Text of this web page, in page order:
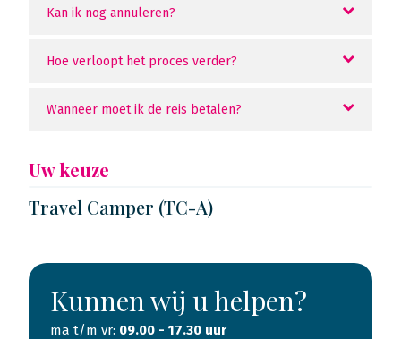
Kan ik nog annuleren?
Hoe verloopt het proces verder?
Wanneer moet ik de reis betalen?
Uw keuze
Travel Camper (TC-A)
Kunnen wij u helpen?
ma t/m vr: 09.00 - 17.30 uur